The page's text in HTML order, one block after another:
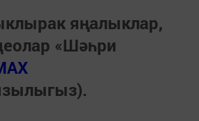
яңалыклар,
«Шәһри